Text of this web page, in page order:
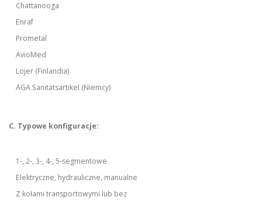
Chattanooga
Enraf
Prometal
AvioMed
Lojer (Finlandia)
AGA Sanitätsartikel (Niemcy)
C. Typowe konfiguracje:
1-, 2-, 3-, 4-, 5-segmentowe
Elektryczne, hydrauliczne, manualne
Z kołami transportowymi lub bez